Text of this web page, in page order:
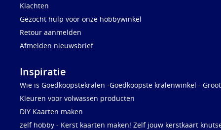
Klachten
Gezocht hulp voor onze hobbywinkel
Retour aanmelden
Afmelden nieuwsbrief
Inspiratie
Wie is Goedkoopstekralen -Goedkoopste kralenwinkel -
Kleuren voor volwassen producten
DIY Kaarten maken
zelf hobby - Kerst kaarten maken! Zelf jouw kerstkaart